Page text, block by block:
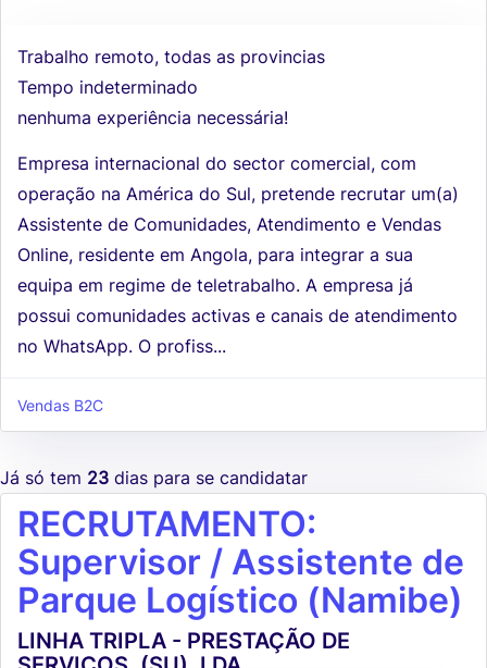
Trabalho remoto, todas as provincias
Tempo indeterminado
nenhuma experiência necessária!
Empresa internacional do sector comercial, com
operação na América do Sul, pretende recrutar um(a)
Assistente de Comunidades, Atendimento e Vendas
Online, residente em Angola, para integrar a sua
equipa em regime de teletrabalho. A empresa já
possui comunidades activas e canais de atendimento
no WhatsApp. O profiss...
Vendas B2C
Já só tem 23 dias para se candidatar
RECRUTAMENTO:
Supervisor / Assistente de
Parque Logístico (Namibe)
LINHA TRIPLA - PRESTAÇÃO DE